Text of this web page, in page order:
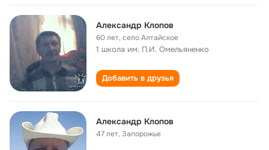
Александр Клопов
60 лет,село Алтайское
1 школа им. П.И. Омельяненко
Добавить в друзья
Александр Клопов
47 лет,Запорожье